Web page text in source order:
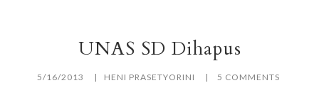
UNAS SD Dihapus
5/16/2013 HENI PRASETYORINI 5 COMMENTS